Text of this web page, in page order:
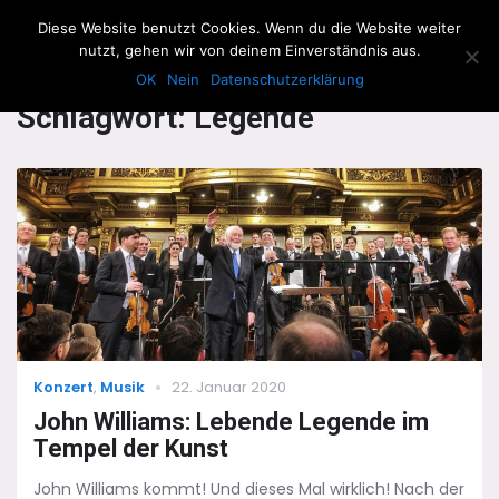
The Howling Men
Schlagwort:Legende
Categories
Konzert, Musik
Posted
22. Januar 2020
John Williams: Lebende Legende im
Tempel der Kunst
John Williams kommt! Und dieses Mal wirklich! Nach der
Diese Website benutzt Cookies. Wenn du die Website weiter
nutzt, gehen wir von deinem Einverständnis aus.
OK
Nein Datenschutzerklärung